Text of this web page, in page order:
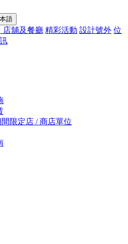
語
店舖及餐廳 精彩活動 設計號外 位
限定店 / 商店單位